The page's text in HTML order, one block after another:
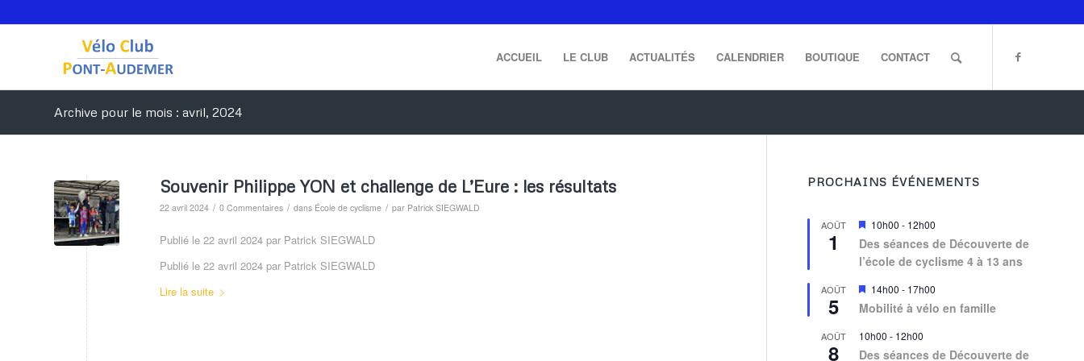
ACCUEIL LE CLUB ACTUALITÉS CALENDRIER BOUTIQUE CONTACT
Archive pour le mois : avril, 2024
Souvenir Philippe YON et challenge de L’Eure : les résultats
22 avril 2024 / 0 Commentaires / dans École de cyclisme / par Patrick SIEGWALD
Publié le 22 avril 2024 par Patrick SIEGWALD
Publié le 22 avril 2024 par Patrick SIEGWALD
Lire la suite
PROCHAINS ÉVÉNEMENTS
AOÛT
1
Mis
avant
10h00 - 12h00
Des séances de Découverte de
l’école de cyclisme 4 à 13 ans
AOÛT
5
Mis
en
avant
14h00 - 17h00
Mobilité à vélo en famille
AOÛT
8
10h00 - 12h00
Des séances de Découverte de